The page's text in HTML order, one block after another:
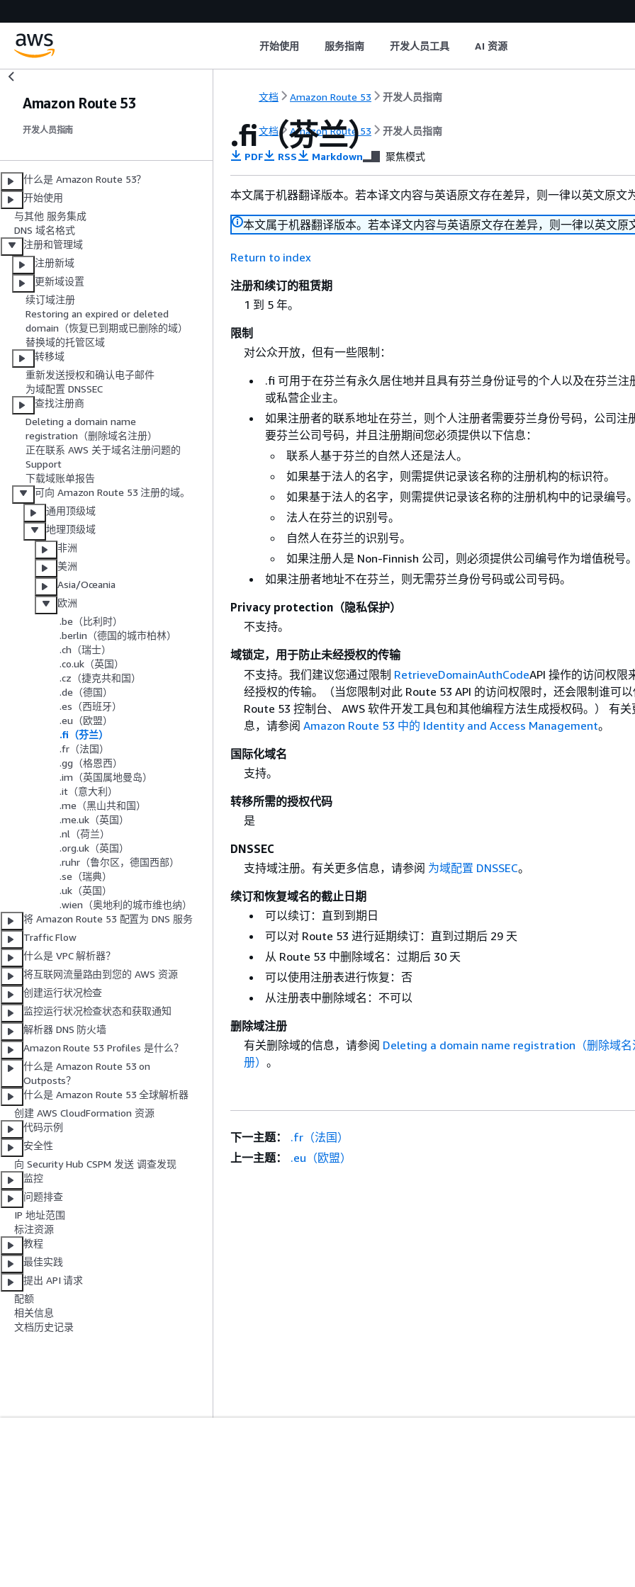
开始使用 服务指南 开发人员工具 AI 资源
Amazon Route 53
开发人员指南
什么是 Amazon Route 53？
开始使用
与其他 服务集成
DNS 域名格式
注册和管理域
注册新域
更新域设置
续订域注册
Restoring an expired or deleted
domain（恢复已到期或已删除的域）
替换域的托管区域
转移域
重新发送授权和确认电子邮件
为域配置 DNSSEC
查找注册商
Deleting a domain name
registration（删除域名注册）
正在联系 AWS 关于域名注册问题的
Support
下载域账单报告
可向 Amazon Route 53 注册的域。
通用顶级域
地理顶级域
非洲
美洲
Asia/Oceania
欧洲
.be（比利时）
.berlin（德国的城市柏林）
.ch（瑞士）
.co.uk（英国）
.cz（捷克共和国）
.de（德国）
.es（西班牙）
.eu（欧盟）
.fi（芬兰）
.fr（法国）
.gg（格恩西）
.im（英国属地曼岛）
.it（意大利）
.me（黑山共和国）
.me.uk（英国）
.nl（荷兰）
.org.uk（英国）
.ruhr（鲁尔区，德国西部）
.se（瑞典）
.uk（英国）
.wien（奥地利的城市维也纳）
将 Amazon Route 53 配置为 DNS 服务
Traffic Flow
什么是 VPC 解析器？
将互联网流量路由到您的 AWS 资源
创建运行状况检查
监控运行状况检查状态和获取通知
解析器 DNS 防火墙
Amazon Route 53 Profiles 是什么？
什么是 Amazon Route 53 on
Outposts？
什么是 Amazon Route 53 全球解析器
创建 AWS CloudFormation 资源
代码示例
安全性
向 Security Hub CSPM 发送 调查发现
监控
问题排查
IP 地址范围
标注资源
教程
最佳实践
提出 API 请求
配额
相关信息
文档历史记录
文档 Amazon Route 53 开发人员指南
文档 Amazon Route 53 开发人员指南
.fi（芬兰）
PDF RSS Markdown 聚焦模式
本文属于机器翻译版本。若本译文内容与英语原文存在差异，则一律以英文原文
本文属于机器翻译版本。若本译文内容与英语原文存在差异，则一律以英文原
Return to index
注册和续订的租赁期
1 到 5 年。
限制
对公众开放，但有一些限制：
.fi 可用于在芬兰有永久居住地并且具有芬兰身份证号的个人以及在芬兰注
或私营企业主。
如果注册者的联系地址在芬兰，则个人注册者需要芬兰身份号码，公司注
要芬兰公司号码，并且注册期间您必须提供以下信息：
联系人基于芬兰的自然人还是法人。
如果基于法人的名字，则需提供记录该名称的注册机构的标识符。
如果基于法人的名字，则需提供记录该名称的注册机构中的记录编号
法人在芬兰的识别号。
自然人在芬兰的识别号。
如果注册人是 Non-Finnish 公司，则必须提供公司编号作为增值税号
如果注册者地址不在芬兰，则无需芬兰身份号码或公司号码。
Privacy protection（隐私保护）
不支持。
域锁定，用于防止未经授权的传输
不支持。我们建议您通过限制 RetrieveDomainAuthCodeAPI 操作的访问权限
经授权的传输。（当您限制对此 Route 53 API 的访问权限时，还会限制谁可
Route 53 控制台、 AWS 软件开发工具包和其他编程方法生成授权码。） 有关
息，请参阅 Amazon Route 53 中的 Identity and Access Management。
国际化域名
支持。
转移所需的授权代码
是
DNSSEC
支持域注册。有关更多信息，请参阅 为域配置 DNSSEC。
续订和恢复域名的截止日期
可以续订：直到到期日
可以对 Route 53 进行延期续订：直到过期后 29 天
从 Route 53 中删除域名：过期后 30 天
可以使用注册表进行恢复：否
从注册表中删除域名：不可以
删除域注册
有关删除域的信息，请参阅 Deleting a domain name registration（删除域名
册） 。
下一主题：
.fr（法国）
上一主题：
.eu（欧盟）